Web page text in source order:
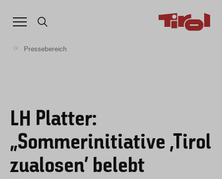
Pressebereich
LH Platter:
„Sommerinitiative ,Tirol
zualosen‘ belebt